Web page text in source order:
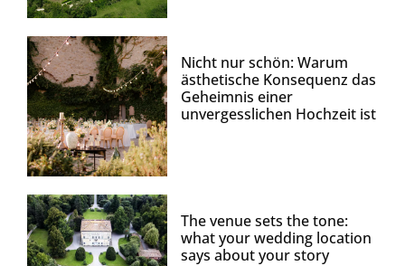
Nicht nur schön: Warum
ästhetische Konsequenz das
Geheimnis einer
unvergesslichen Hochzeit ist
The venue sets the tone:
what your wedding location
says about your story